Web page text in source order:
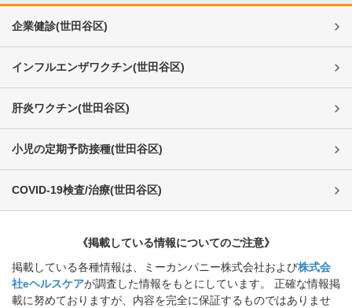
企業健診(世田谷区)
インフルエンザワクチン(世田谷区)
肝炎ワクチン(世田谷区)
小児の定期予防接種(世田谷区)
COVID-19検査/治療(世田谷区)
《掲載している情報についてのご注意》
掲載している各種情報は、ミーカンパニー株式会社および株式会
社eヘルスケアが調査した情報をもとにしています。 正確な情報掲
載に努めておりますが、内容を完全に保証するものではありませ